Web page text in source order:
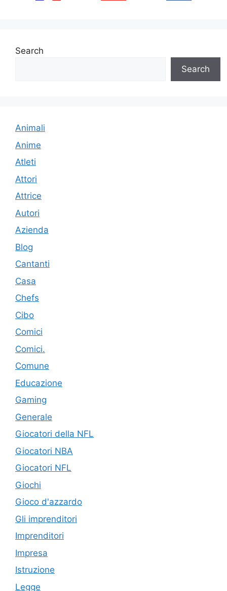
Search
Search
Animali
Anime
Atleti
Attori
Attrice
Autori
Azienda
Blog
Cantanti
Casa
Chefs
Cibo
Comici
Comici.
Comune
Educazione
Gaming
Generale
Giocatori della NFL
Giocatori NBA
Giocatori NFL
Giochi
Gioco d'azzardo
Gli imprenditori
Imprenditori
Impresa
Istruzione
Legge